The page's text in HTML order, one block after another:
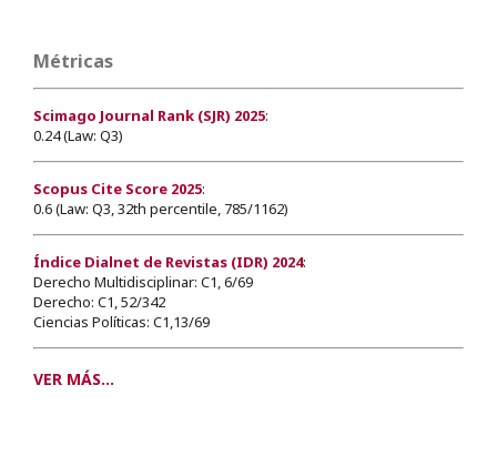
Métricas
Scimago Journal Rank (SJR) 2025:
0.24 (Law: Q3)
Scopus Cite Score 2025:
0.6 (Law: Q3, 32th percentile, 785/1162)
Índice Dialnet de Revistas (IDR) 2024:
Derecho Multidisciplinar: C1, 6/69
Derecho: C1, 52/342
Ciencias Políticas: C1,13/69
VER MÁS...